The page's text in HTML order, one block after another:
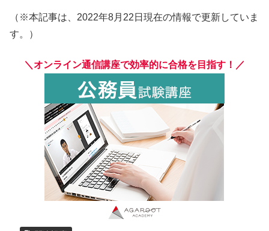
（※本記事は、2022年8月22日現在の情報で更新していま
す。）
＼オンライン通信講座で効率的に合格を目指す！／